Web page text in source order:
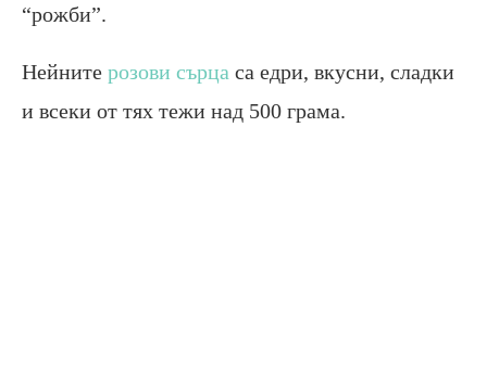
“рожби”.
Нейните розови сърца са едри, вкусни, сладки
и всеки от тях тежи над 500 грама.